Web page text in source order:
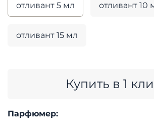
Купить в 1
отливант 5 мл отливант 10
отливант 15 мл
Парфюмер: